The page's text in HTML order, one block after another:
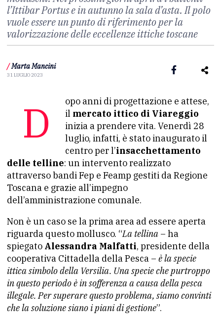
l’Ittibar Portus e in autunno la sala d’asta. Il polo
vuole essere un punto di riferimento per la
valorizzazione delle eccellenze ittiche toscane
/ Marta Mancini
31 LUGLIO 2023
Dopo anni di progettazione e attese, il mercato ittico di Viareggio
inizia a prendere vita. Venerdì 28
luglio, infatti, è stato inaugurato il
centro per l’insacchettamento
delle telline: un intervento realizzato
attraverso bandi Fep e Feamp gestiti da Regione
Toscana e grazie all’impegno
dell’amministrazione comunale.
Non è un caso se la prima area ad essere aperta
riguarda questo mollusco. “La tellina – ha
spiegato Alessandra Malfatti, presidente della
cooperativa Cittadella della Pesca – è la specie
ittica simbolo della Versilia. Una specie che purtroppo
in questo periodo è in sofferenza a causa della pesca
illegale. Per superare questo problema, siamo convinti
che la soluzione siano i piani di gestione”.